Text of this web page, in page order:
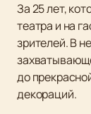
За 25 лет,
театра и на
зрителей. В
до
декораций.